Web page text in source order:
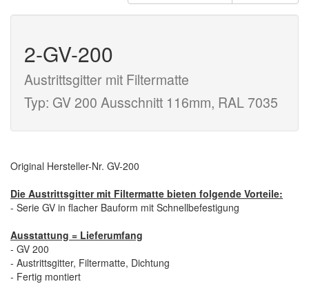
2-GV-200
Austrittsgitter mit Filtermatte
Typ: GV 200 Ausschnitt 116mm, RAL 7035
Original Hersteller-Nr. GV-200
Die Austrittsgitter mit Filtermatte bieten folgende Vorteile:
- Serie GV in flacher Bauform mit Schnellbefestigung
Ausstattung = Lieferumfang
- GV 200
- Austrittsgitter, Filtermatte, Dichtung
- Fertig montiert